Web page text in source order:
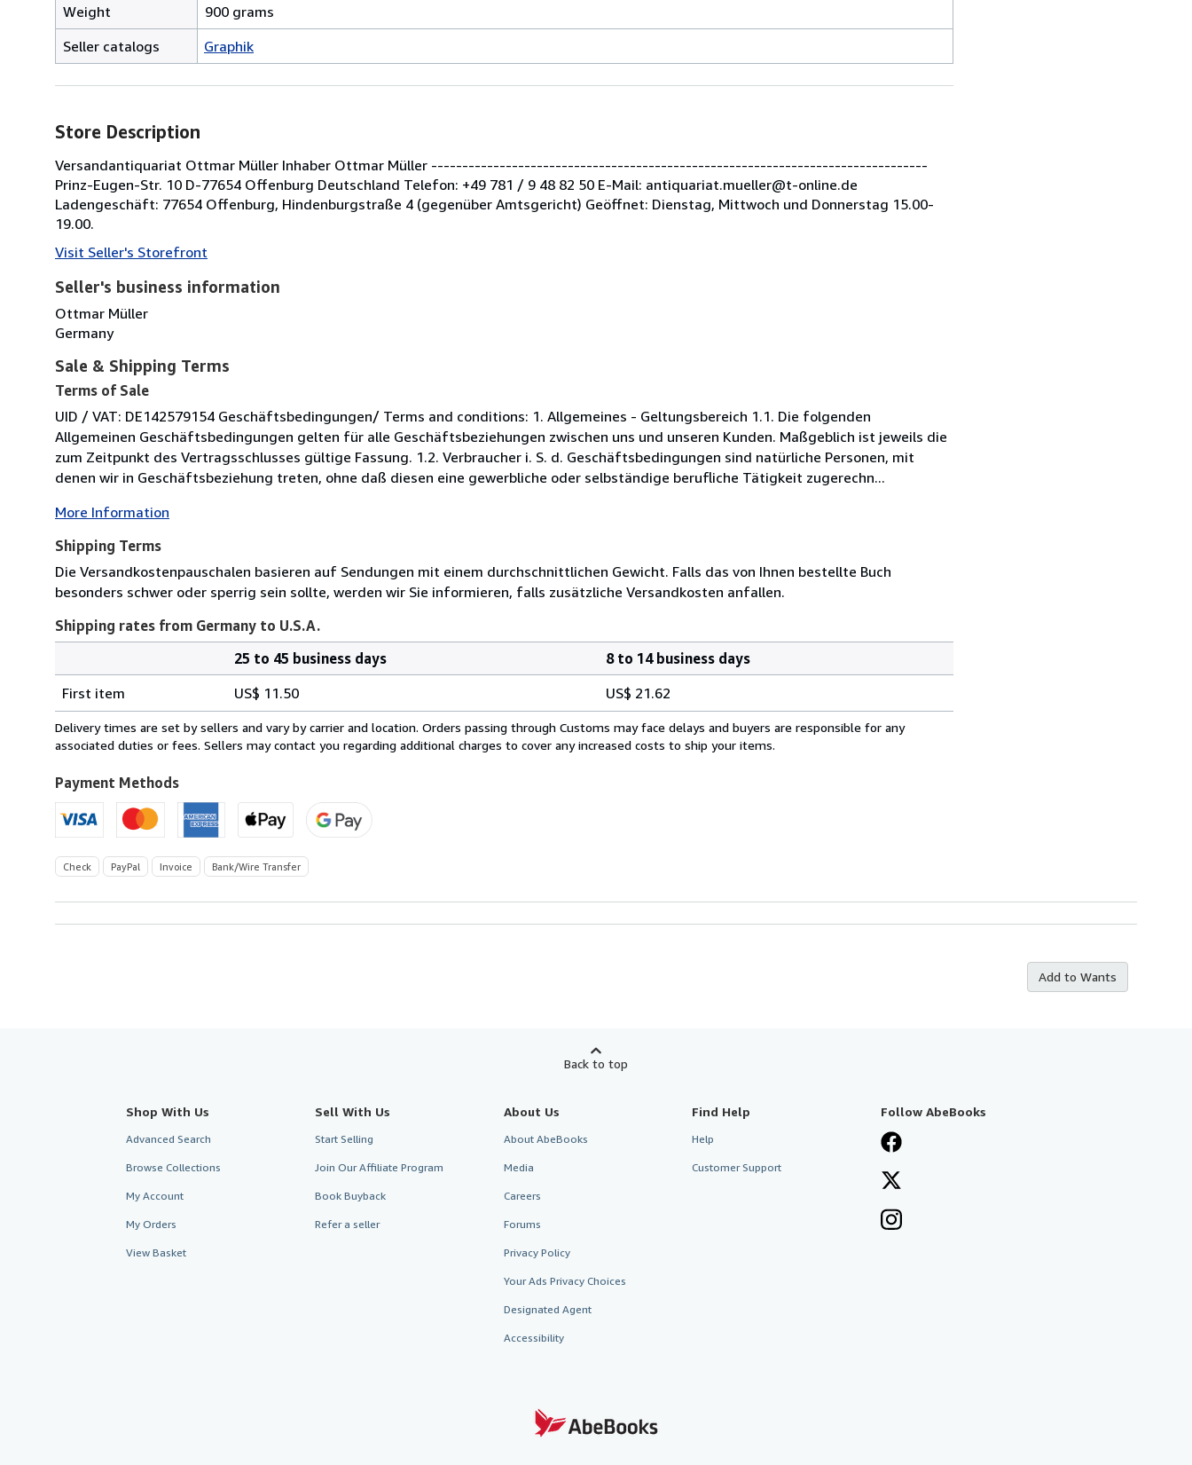
Weight
900 grams
Seller catalogs
Graphik
Store Description
Versandantiquariat Ottmar Müller Inhaber Ottmar Müller --------------------------------------------------------------------------------
Prinz-Eugen-Str. 10 D-77654 Offenburg Deutschland Telefon: +49 781 / 9 48 82 50 E-Mail: antiquariat.mueller@t-online.de
Ladengeschäft: 77654 Offenburg, Hindenburgstraße 4 (gegenüber Amtsgericht) Geöffnet: Dienstag, Mittwoch und Donnerstag 15.00-
19.00.
Visit Seller's Storefront
Seller's business information
Ottmar Müller
Germany
Sale & Shipping Terms
Terms of Sale
UID / VAT: DE142579154 Geschäftsbedingungen/ Terms and conditions: 1. Allgemeines - Geltungsbereich 1.1. Die folgenden
Allgemeinen Geschäftsbedingungen gelten für alle Geschäftsbeziehungen zwischen uns und unseren Kunden. Maßgeblich ist jeweils die
zum Zeitpunkt des Vertragsschlusses gültige Fassung. 1.2. Verbraucher i. S. d. Geschäftsbedingungen sind natürliche Personen, mit
denen wir in Geschäftsbeziehung treten, ohne daß diesen eine gewerbliche oder selbständige berufliche Tätigkeit zugerechn...
More Information
Shipping Terms
Die Versandkostenpauschalen basieren auf Sendungen mit einem durchschnittlichen Gewicht. Falls das von Ihnen bestellte Buch
besonders schwer oder sperrig sein sollte, werden wir Sie informieren, falls zusätzliche Versandkosten anfallen.
Shipping rates from Germany to U.S.A.
rates
from
Germany
U.S.A.
25 to 45 business days
8 to 14 business days
First item
US$ 11.50 US$ 21.62
Delivery times are set by sellers and vary by carrier and location. Orders passing through Customs may face delays and buyers are responsible for any
associated duties or fees. Sellers may contact you regarding additional charges to cover any increased costs to ship your items.
Payment Methods
Check PayPal Invoice Bank/Wire Transfer
Add to Wants
Back to top
Shop With Us
Advanced Search
Browse Collections
My Account
My Orders
View Basket
Sell With Us
Start Selling
Join Our Affiliate Program
Book Buyback
Refer a seller
About Us
About AbeBooks
Media
Careers
Forums
Privacy Policy
Your Ads Privacy Choices
Designated Agent
Accessibility
Find Help
Help
Customer Support
Follow AbeBooks